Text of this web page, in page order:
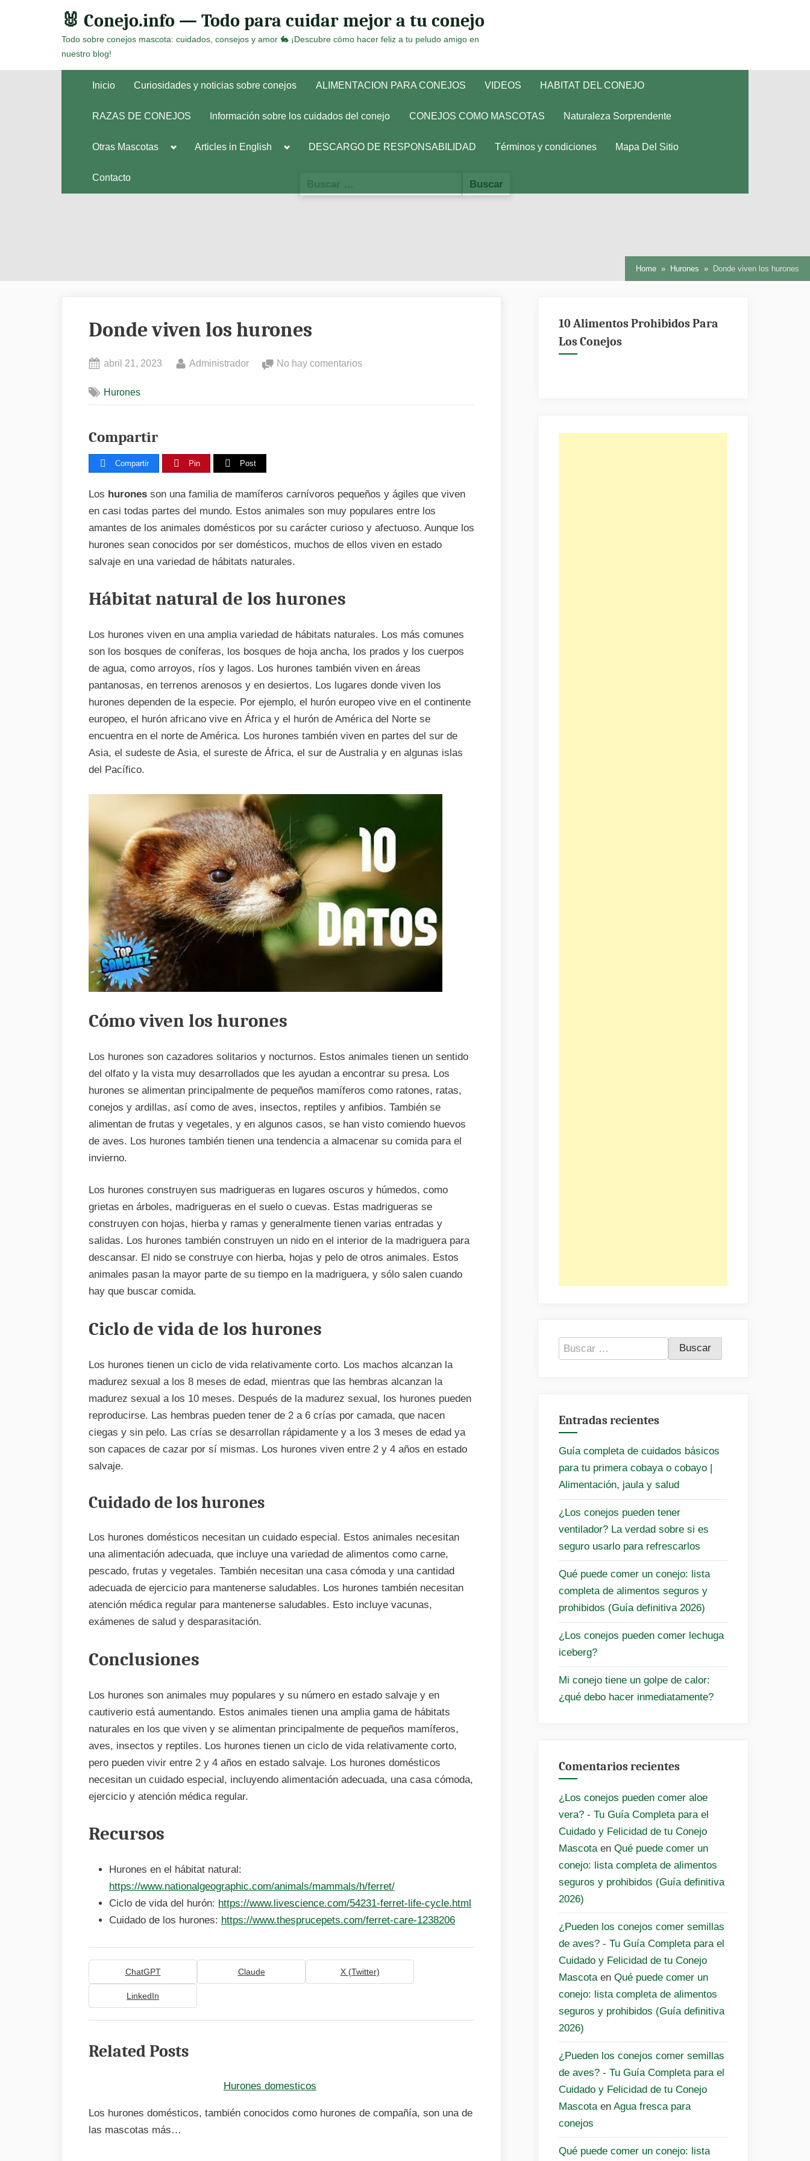
🐰 Conejo.info — Todo para cuidar mejor a tu conejo
Todo sobre conejos mascota: cuidados, consejos y amor 🐇 ¡Descubre cómo hacer feliz a tu peludo amigo en
nuestro blog!
Inicio Curiosidades y noticias sobre conejos ALIMENTACION PARA CONEJOS VIDEOS HABITAT DEL CONEJO
RAZAS DE CONEJOS Información sobre los cuidados del conejo CONEJOS COMO MASCOTAS Naturaleza Sorprendente
Otras Mascotas
Toggle
Toggle
Articles in English
ToggleDESCARGO DE RESPONSABILIDAD Términos y condiciones Mapa Del Sitio
Contacto
Home Hurones Donde viven los hurones
Donde viven los hurones
Posted
abril 21, 2023 By
Administrador No hay comentarios
Hurones
Compartir
Compartir Pin Post
Los hurones son una familia de mamíferos carnívoros pequeños y ágiles que viven
en casi todas partes del mundo. Estos animales son muy populares entre los
amantes de los animales domésticos por su carácter curioso y afectuoso. Aunque los
hurones sean conocidos por ser domésticos, muchos de ellos viven en estado
salvaje en una variedad de hábitats naturales.
Hábitat natural de los hurones
Los hurones viven en una amplia variedad de hábitats naturales. Los más comunes
son los bosques de coníferas, los bosques de hoja ancha, los prados y los cuerpos
de agua, como arroyos, ríos y lagos. Los hurones también viven en áreas
pantanosas, en terrenos arenosos y en desiertos. Los lugares donde viven los
hurones dependen de la especie. Por ejemplo, el hurón europeo vive en el continente
europeo, el hurón africano vive en África y el hurón de América del Norte se
encuentra en el norte de América. Los hurones también viven en partes del sur de
Asia, el sudeste de Asia, el sureste de África, el sur de Australia y en algunas islas
del Pacífico.
Cómo viven los hurones
Los hurones son cazadores solitarios y nocturnos. Estos animales tienen un sentido
del olfato y la vista muy desarrollados que les ayudan a encontrar su presa. Los
hurones se alimentan principalmente de pequeños mamíferos como ratones, ratas,
conejos y ardillas, así como de aves, insectos, reptiles y anfibios. También se
alimentan de frutas y vegetales, y en algunos casos, se han visto comiendo huevos
de aves. Los hurones también tienen una tendencia a almacenar su comida para el
invierno.
Los hurones construyen sus madrigueras en lugares oscuros y húmedos, como
grietas en árboles, madrigueras en el suelo o cuevas. Estas madrigueras se
construyen con hojas, hierba y ramas y generalmente tienen varias entradas y
salidas. Los hurones también construyen un nido en el interior de la madriguera para
descansar. El nido se construye con hierba, hojas y pelo de otros animales. Estos
animales pasan la mayor parte de su tiempo en la madriguera, y sólo salen cuando
hay que buscar comida.
Ciclo de vida de los hurones
Los hurones tienen un ciclo de vida relativamente corto. Los machos alcanzan la
madurez sexual a los 8 meses de edad, mientras que las hembras alcanzan la
madurez sexual a los 10 meses. Después de la madurez sexual, los hurones pueden
reproducirse. Las hembras pueden tener de 2 a 6 crías por camada, que nacen
ciegas y sin pelo. Las crías se desarrollan rápidamente y a los 3 meses de edad ya
son capaces de cazar por sí mismas. Los hurones viven entre 2 y 4 años en estado
salvaje.
Cuidado de los hurones
Los hurones domésticos necesitan un cuidado especial. Estos animales necesitan
una alimentación adecuada, que incluye una variedad de alimentos como carne,
pescado, frutas y vegetales. También necesitan una casa cómoda y una cantidad
adecuada de ejercicio para mantenerse saludables. Los hurones también necesitan
atención médica regular para mantenerse saludables. Esto incluye vacunas,
exámenes de salud y desparasitación.
Conclusiones
Los hurones son animales muy populares y su número en estado salvaje y en
cautiverio está aumentando. Estos animales tienen una amplia gama de hábitats
naturales en los que viven y se alimentan principalmente de pequeños mamíferos,
aves, insectos y reptiles. Los hurones tienen un ciclo de vida relativamente corto,
pero pueden vivir entre 2 y 4 años en estado salvaje. Los hurones domésticos
necesitan un cuidado especial, incluyendo alimentación adecuada, una casa cómoda,
ejercicio y atención médica regular.
Recursos
Hurones en el hábitat natural:
https://www.nationalgeographic.com/animals/mammals/h/ferret/
Ciclo de vida del hurón: https://www.livescience.com/54231-ferret-life-cycle.html
Cuidado de los hurones: https://www.thesprucepets.com/ferret-care-1238206
ChatGPT Claude X (Twitter)
LinkedIn
Related Posts
Hurones domesticos
Los hurones domésticos, también conocidos como hurones de compañía, son una de
las mascotas más…
10 Alimentos Prohibidos Para
Los Conejos
Buscar:
Entradas recientes
Guía completa de cuidados básicos
para tu primera cobaya o cobayo |
Alimentación, jaula y salud
¿Los conejos pueden tener
ventilador? La verdad sobre si es
seguro usarlo para refrescarlos
Qué puede comer un conejo: lista
completa de alimentos seguros y
prohibidos (Guía definitiva 2026)
¿Los conejos pueden comer lechuga
iceberg?
Mi conejo tiene un golpe de calor:
¿qué debo hacer inmediatamente?
Comentarios recientes
¿Los conejos pueden comer aloe
vera? - Tu Guía Completa para el
Cuidado y Felicidad de tu Conejo
Mascota en Qué puede comer un
conejo: lista completa de alimentos
seguros y prohibidos (Guía definitiva
2026)
¿Pueden los conejos comer semillas
de aves? - Tu Guía Completa para el
Cuidado y Felicidad de tu Conejo
Mascota en Qué puede comer un
conejo: lista completa de alimentos
seguros y prohibidos (Guía definitiva
2026)
¿Pueden los conejos comer semillas
de aves? - Tu Guía Completa para el
Cuidado y Felicidad de tu Conejo
Mascota en Agua fresca para
conejos
Qué puede comer un conejo: lista